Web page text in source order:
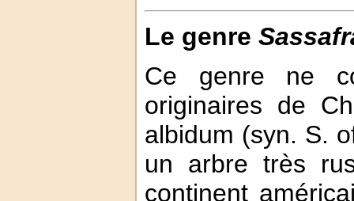
Le genre
Ce genre ne
originaires de
albidum (syn. S.
un arbre très
continent